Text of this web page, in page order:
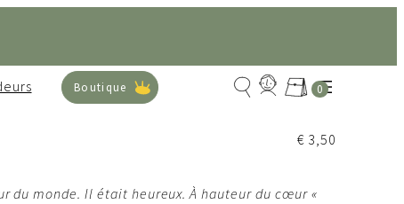
Boutique Rechercher
0
€ 3,50
du monde. Il était heureux. À hauteur du cœur «